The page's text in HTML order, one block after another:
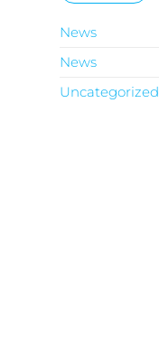
News
News
Uncategorized